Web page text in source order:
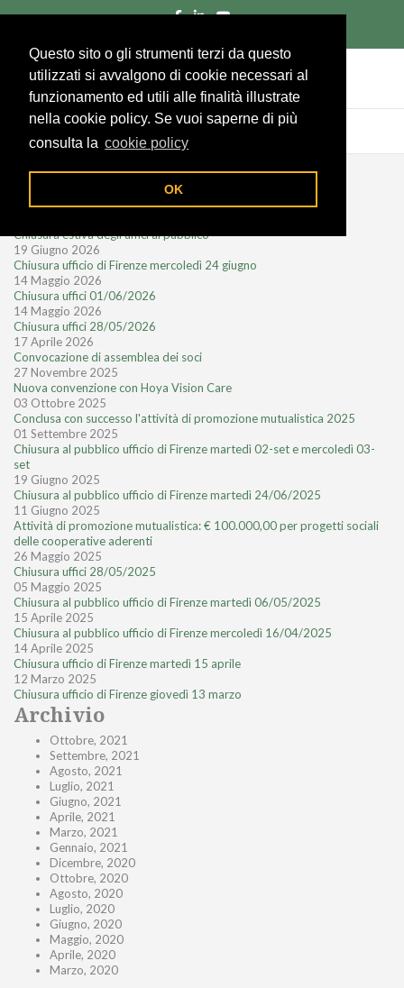
Questo sito o gli strumenti terzi da questo
utilizzati si avvalgono di cookie necessari al
funzionamento ed utili alle finalità illustrate
nella cookie policy. Se vuoi saperne di più
consulta la cookie policy
OK
Notizie recenti
Chiusura estiva degli uffici al pubblico
19 Giugno 2026
Chiusura ufficio di Firenze mercoledì 24 giugno
14 Maggio 2026
Chiusura uffici 01/06/2026
14 Maggio 2026
Chiusura uffici 28/05/2026
17 Aprile 2026
Convocazione di assemblea dei soci
27 Novembre 2025
Nuova convenzione con Hoya Vision Care
03 Ottobre 2025
Conclusa con successo l'attività di promozione mutualistica 2025
01 Settembre 2025
Chiusura al pubblico ufficio di Firenze martedì 02-set e mercoledì 03-
set
19 Giugno 2025
Chiusura al pubblico ufficio di Firenze martedì 24/06/2025
11 Giugno 2025
Attività di promozione mutualistica: € 100.000,00 per progetti sociali
delle cooperative aderenti
26 Maggio 2025
Chiusura uffici 28/05/2025
05 Maggio 2025
Chiusura al pubblico ufficio di Firenze martedì 06/05/2025
15 Aprile 2025
Chiusura al pubblico ufficio di Firenze mercoledì 16/04/2025
14 Aprile 2025
Chiusura ufficio di Firenze martedì 15 aprile
12 Marzo 2025
Chiusura ufficio di Firenze giovedì 13 marzo
Archivio
Ottobre, 2021
Settembre, 2021
Agosto, 2021
Luglio, 2021
Giugno, 2021
Aprile, 2021
Marzo, 2021
Gennaio, 2021
Dicembre, 2020
Ottobre, 2020
Agosto, 2020
Luglio, 2020
Giugno, 2020
Maggio, 2020
Aprile, 2020
Marzo, 2020